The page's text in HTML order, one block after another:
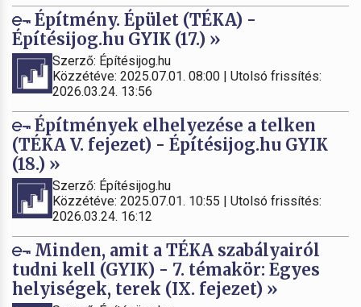
Építmény. Épület (TÉKA) -
Építésijog.hu GYIK (17.) »
Szerző: Építésijog.hu
Közzétéve: 2025.07.01. 08:00 | Utolsó frissítés:
2026.03.24. 13:56
Építmények elhelyezése a telken
(TÉKA V. fejezet) - Építésijog.hu GYIK
(18.) »
Szerző: Építésijog.hu
Közzétéve: 2025.07.01. 10:55 | Utolsó frissítés:
2026.03.24. 16:12
Minden, amit a TÉKA szabályairól
tudni kell (GYIK) - 7. témakör: Egyes
helyiségek, terek (IX. fejezet) »